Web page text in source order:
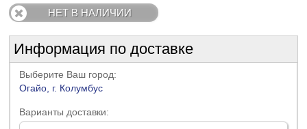
НЕТ В НАЛИЧИИ
Информация по доставке
Выберите Ваш город:
Огайо, г. Колумбус
Варианты доставки: